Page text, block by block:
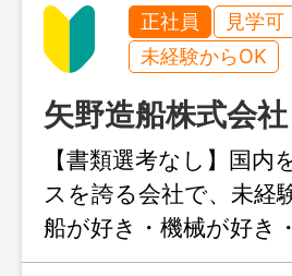
正社員 見学可
未経験からOK
矢野造船株式会社
【書類選考なし】国
スを誇る会社で、未経
船が好き・機械が好き
という気持ちがあれば